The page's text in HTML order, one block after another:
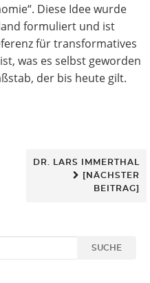
Diese Idee wurde
formuliert und ist
für transformatives
was es selbst geworden
der bis heute gilt.
DR. LARS IMMERTHAL
[NÄCHSTER
BEITRAG]
SUCHE